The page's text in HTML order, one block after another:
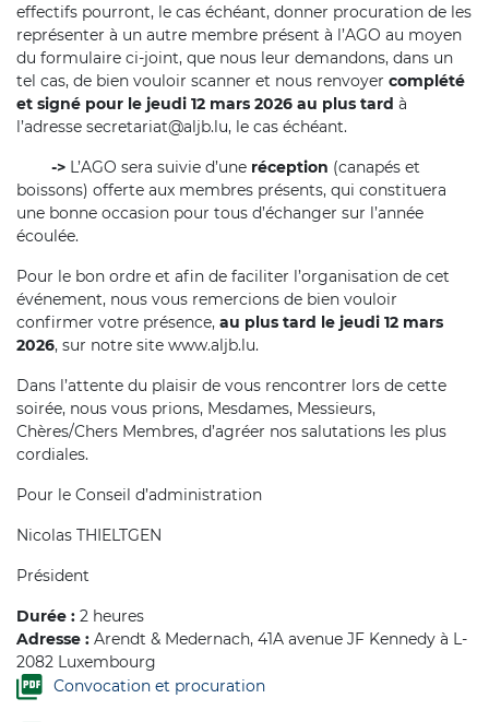
effectifs pourront, le cas échéant, donner procuration de les
représenter à un autre membre présent à l’AGO au moyen
du formulaire ci-joint, que nous leur demandons, dans un
tel cas, de bien vouloir scanner et nous renvoyer complété
et signé pour le jeudi 12 mars 2026 au plus tard à
l’adresse secretariat@aljb.lu, le cas échéant.
-> L’AGO sera suivie d’une réception (canapés et
boissons) offerte aux membres présents, qui constituera
une bonne occasion pour tous d’échanger sur l’année
écoulée.
Pour le bon ordre et afin de faciliter l’organisation de cet
événement, nous vous remercions de bien vouloir
confirmer votre présence, au plus tard le jeudi 12 mars
2026, sur notre site www.aljb.lu.
Dans l’attente du plaisir de vous rencontrer lors de cette
soirée, nous vous prions, Mesdames, Messieurs,
Chères/Chers Membres, d’agréer nos salutations les plus
cordiales.
Pour le Conseil d’administration
Nicolas THIELTGEN
Président
Durée : 2 heures
Adresse : Arendt & Medernach, 41A avenue JF Kennedy à L-
2082 Luxembourg
Convocation et procuration